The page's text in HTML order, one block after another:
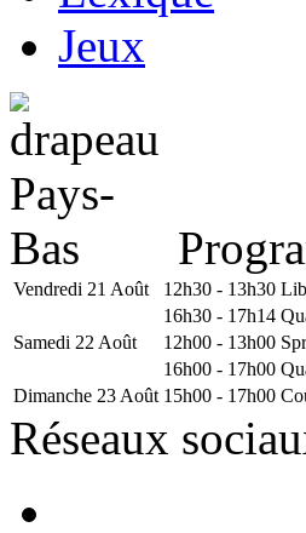
Jeux
Vendredi 21 Août 12h30 - 13h30
16h30 - 17h14
Samedi 22 Août
12h00 - 13h00
16h00 - 17h00
Dimanche 23 Août 15h00 - 17h00
Réseaux